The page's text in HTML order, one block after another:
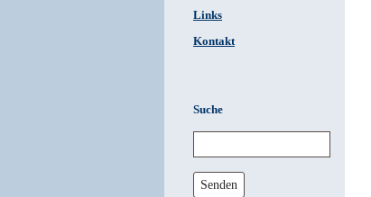
Links
Kontakt
Suche
Senden